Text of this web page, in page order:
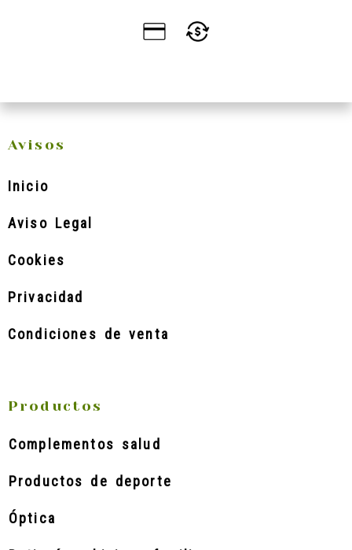
Avisos
Inicio
Aviso Legal
Cookies
Privacidad
Condiciones de venta
Productos
Complementos salud
Productos de deporte
Óptica